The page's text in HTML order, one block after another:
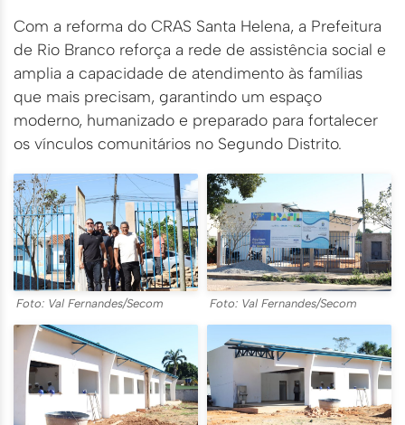
Com a reforma do CRAS Santa Helena, a Prefeitura
de Rio Branco reforça a rede de assistência social e
amplia a capacidade de atendimento às famílias
que mais precisam, garantindo um espaço
moderno, humanizado e preparado para fortalecer
os vínculos comunitários no Segundo Distrito.
Foto: Val Fernandes/Secom Foto: Val Fernandes/Secom